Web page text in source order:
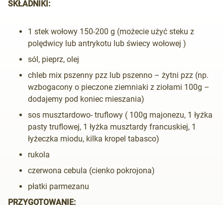
SKŁADNIKI:
1 stek wołowy 150-200 g (możecie użyć steku z
polędwicy lub antrykotu lub świecy wołowej )
sól, pieprz, olej
chleb mix pszenny pzz lub pszenno – żytni pzz (np.
wzbogacony o pieczone ziemniaki z ziołami 100g –
dodajemy pod koniec mieszania)
sos musztardowo- truflowy ( 100g majonezu, 1 łyżka
pasty truflowej, 1 łyżka musztardy francuskiej, 1
łyżeczka miodu, kilka kropel tabasco)
rukola
czerwona cebula (cienko pokrojona)
płatki parmezanu
PRZYGOTOWANIE: